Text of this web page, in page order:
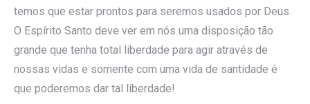
temos que estar prontos para seremos usados por Deus.
O Espírito Santo deve ver em nós uma disposição tão
grande que tenha total liberdade para agir através de
nossas vidas e somente com uma vida de santidade é
que poderemos dar tal liberdade!